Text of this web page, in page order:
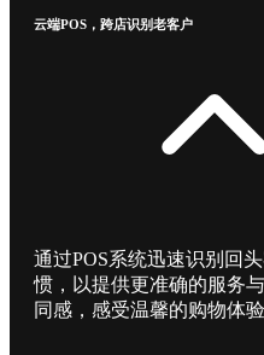
云端POS，跨店识别老客户
通过POS系统迅速识别回
惯，以提供更准确的服务
同感，感受温馨的购物体验